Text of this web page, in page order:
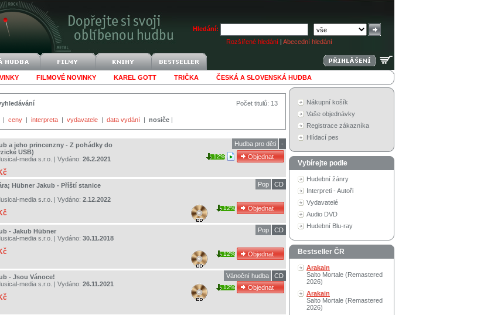
Hledání:
Rozšířené hledání | Abecední hledání
FILMOVÉ NOVINKY KAREL GOTT TRIČKA ČESKÁ A SLOVENSKÁ HUDBA
Počet titulů: 13
| ceny | interpreta | vydavatele | data vydání | nosiče |
a jeho princenzny - Z pohádky do
USB)
media s.r.o. | Vydáno: 26.2.2021
-
Hudba pro děti
12%
Hübner Jakub - Příští stanice
media s.r.o. | Vydáno: 2.12.2022
CD
Pop
12%
- Jakub Hübner
media s.r.o. | Vydáno: 30.11.2018
CD
Pop
12%
- Jsou Vánoce!
media s.r.o. | Vydáno: 26.11.2021
CD
Vánoční hudba
12%
Nákupní košík
Vaše objednávky
Registrace zákazníka
Hlídací pes
Vybírejte podle
Hudební žánry
Interpreti - Autoři
Vydavatelé
Audio DVD
Hudební Blu-ray
Bestseller ČR
Arakain
Salto Mortale (Remastered
2026)
Arakain
Salto Mortale (Remastered
2026)